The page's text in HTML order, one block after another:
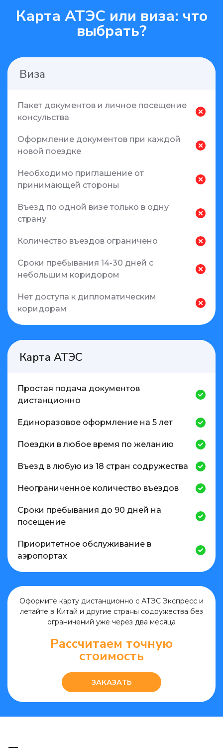
Карта АТЭС или виза: что
выбрать?
Виза
Пакет документов и личное посещение
консульства
Оформление документов при каждой
новой поездке
Необходимо приглашение от
принимающей стороны
Въезд по одной визе только в одну
страну
Количество въездов ограничено
Сроки пребывания 14-30 дней с
небольшим коридором
Нет доступа к дипломатическим
коридорам
Карта АТЭС
Простая подача документов
дистанционно
Единоразовое оформление на 5 лет
Поездки в любое время по желанию
Въезд в любую из 18 стран содружества
Неограниченное количество въездов
Сроки пребывания до 90 дней на
посещение
Приоритетное обслуживание в
аэропортах
Оформите карту дистанционно с АТЭС Экспресс и
летайте в Китай и другие страны содружества без
ограничений уже через два месяца
ЗАКАЗАТЬ
Рассчитаем точную
стоимость